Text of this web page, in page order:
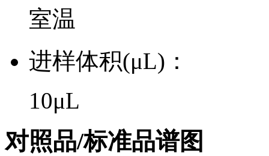
室温
进样体积(μL)：
10μL
对照品/标准品谱图